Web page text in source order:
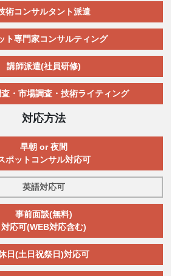
術コンサルタント派遣
ト専門家コンサルティング
講師派遣(社員研修)
・市場調査・技術ライティング
対応方法
早朝 or 夜間
ポットコンサル対応可
英語対応可
事前面談(無料)
対応可(WEB対応含む)
日(土日祝祭日)対応可